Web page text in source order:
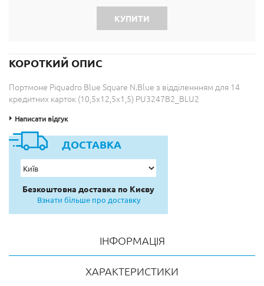
КУПИТИ
КОРОТКИЙ ОПИС
Портмоне Piquadro Blue Square N.Blue з відділеннням для 14
кредитних карток (10,5x12,5x1,5) PU3247B2_BLU2
Написати відгук
ДОСТАВКА
Безкоштовна доставка по Києву
Взнати більше про доставку
ІНФОРМАЦІЯ
ХАРАКТЕРИСТИКИ